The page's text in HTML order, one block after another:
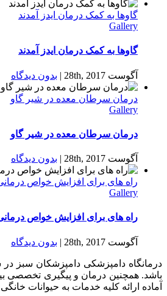
گاوها به کمک درمان ایدز آمدند
Gallery
گاوها به کمک درمان ایدز آمدند
آگوست 28th, 2017 | بدون ديدگاه
درمان سرطان معده در شیر گاو
Gallery
درمان سرطان معده در شیر گاو
آگوست 28th, 2017 | بدون ديدگاه
راه های برای افزایش خواص
Gallery
راه های برای افزایش خواص
آگوست 28th, 2017 | بدون ديدگاه
باشد. همچنین درمان و پیگیری تخصصی
آماده ارائه کلیه خدمات به حیوانات